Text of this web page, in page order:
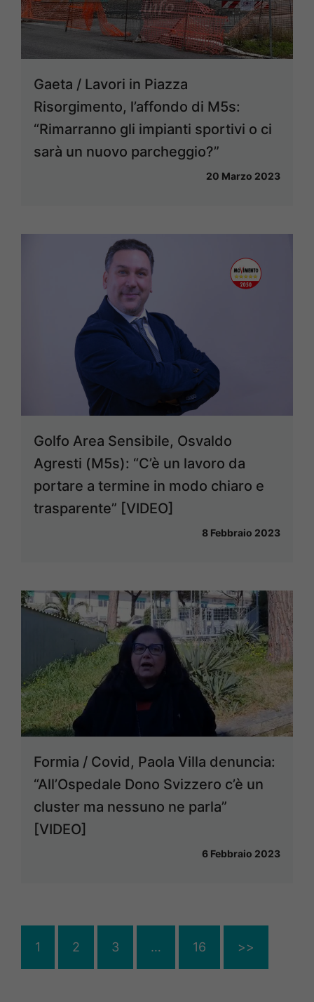
Gaeta / Lavori in Piazza
Risorgimento, l’affondo di M5s:
“Rimarranno gli impianti sportivi o ci
sarà un nuovo parcheggio?”
20 Marzo 2023
Golfo Area Sensibile, Osvaldo
Agresti (M5s): “C’è un lavoro da
portare a termine in modo chiaro e
trasparente” [VIDEO]
8 Febbraio 2023
Formia / Covid, Paola Villa denuncia:
“All’Ospedale Dono Svizzero c’è un
cluster ma nessuno ne parla”
[VIDEO]
6 Febbraio 2023
1 2 3 … 16 >>